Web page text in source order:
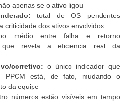
apenas se o ativo ligou
total de OS pendentes
criticidade dos ativos envolvidos
médio entre falha e retorno
que revela a eficiência real da
corretivo: o único indicador que
PPCM está, de fato, mudando o
da equipe
números estão visíveis em tempo